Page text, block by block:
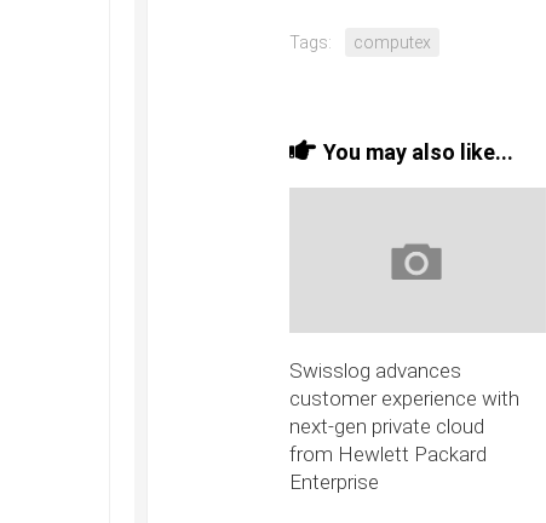
Tags: computex
You may also like...
Swisslog advances
customer experience with
next-gen private cloud
from Hewlett Packard
Enterprise